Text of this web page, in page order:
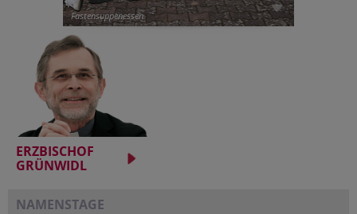
Fastensuppenessen
ERZBISCHOF
GRÜNWIDL
NAMENSTAGE